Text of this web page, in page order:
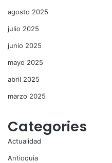
agosto 2025
julio 2025
junio 2025
mayo 2025
abril 2025
marzo 2025
Categories
Actualidad
Antioquia